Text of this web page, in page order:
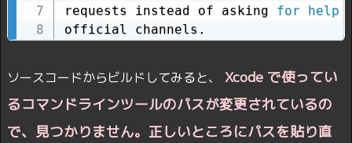
requests instead of asking for help
official channels.
ソースコードからビルドしてみると、 Xcode で使ってい
るコマンドラインツールのパスが変更されているの
で、見つかりません。正しいところにパスを貼り直